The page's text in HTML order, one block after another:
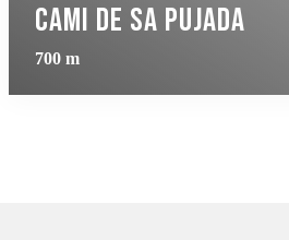
Cami de Sa Pujada
700 m